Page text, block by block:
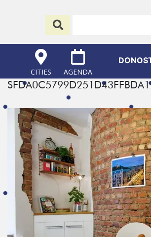
CITIES AGENDA